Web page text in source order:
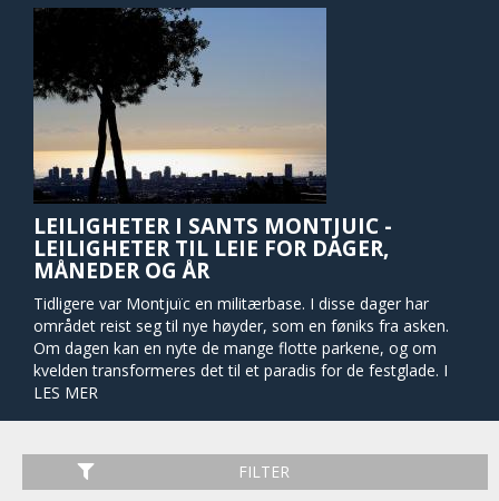
LEILIGHETER I SANTS MONTJUIC -
LEILIGHETER TIL LEIE FOR DAGER,
MÅNEDER OG ÅR
Tidligere var Montjuïc en militærbase. I disse dager har
området reist seg til nye høyder, som en føniks fra asken.
Om dagen kan en nyte de mange flotte parkene, og om
kvelden transformeres det til et paradis for de festglade. I
1992 var dette hovedsetet for OL, og grunnet dette finnes
har virkelig blomstret, og her finner man blant annet mange
barer, restauranter og klubber.
LES MER
FILTER